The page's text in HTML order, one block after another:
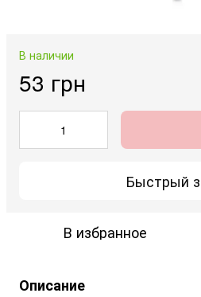
В наличии
53 грн
Быстрый
В избранное
Описание